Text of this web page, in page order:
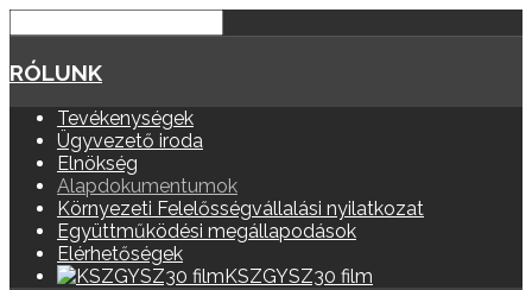
RÓLUNK
Tevékenységek
Ügyvezető iroda
Elnökség
Alapdokumentumok
Környezeti Felelősségvállalási nyilatkozat
Együttműködési megállapodások
Elérhetőségek
KSZGYSZ30 film